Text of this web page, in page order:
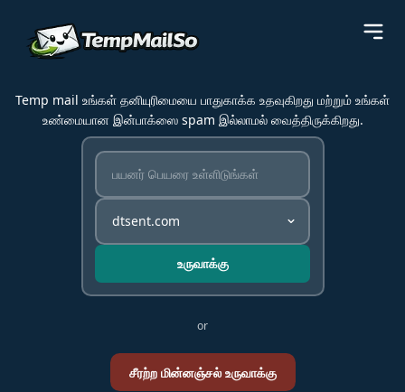
Temp mail உங்கள் தனியுரிமையை பாதுகாக்க உதவுகிறது மற்றும் உங்கள்
உண்மையான இன்பாக்ஸை spam இல்லாமல் வைத்திருக்கிறது.
உருவாக்கு
or
சீரற்ற மின்னஞ்சல் உருவாக்கு